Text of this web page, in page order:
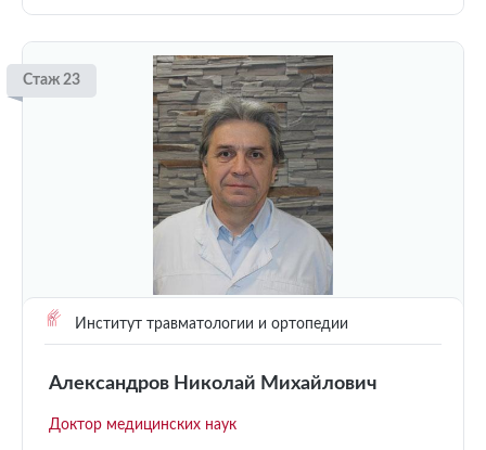
Стаж 23
Институт травматологии и ортопедии
Александров Николай Михайлович
Доктор медицинских наук